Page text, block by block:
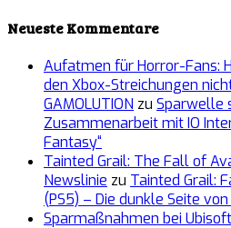
Neueste Kommentare
Aufatmen für Horror-Fans:
den Xbox-Streichungen
GAMOLUTION zu Sparwelle
Zusammenarbeit mit IO
Fantasy“
Tainted Grail: The Fall of
Newslinie zu Tainted Grail:
(PS5) – Die dunkle Seite
Sparmaßnahmen bei